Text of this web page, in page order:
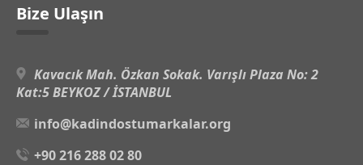
Bize Ulaşın
Kavacık Mah. Özkan Sokak. Varışlı Plaza No: 2
Kat:5 BEYKOZ / İSTANBUL
info@kadindostumarkalar.org
+90 216 288 02 80